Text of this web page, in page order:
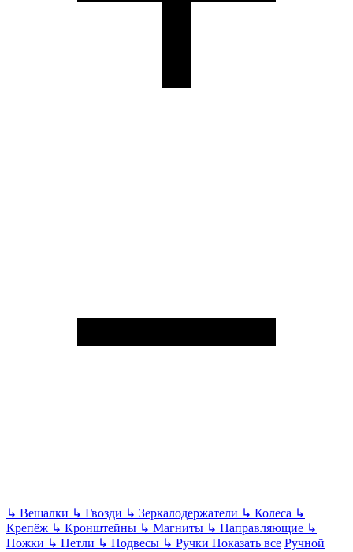
↳ Вешалки ↳ Гвозди ↳ Зеркалодержатели ↳ Колеса ↳
Крепёж ↳ Кронштейны ↳ Магниты ↳ Направляющие ↳
Ножки ↳ Петли ↳ Подвесы ↳ Ручки Показать все Ручной